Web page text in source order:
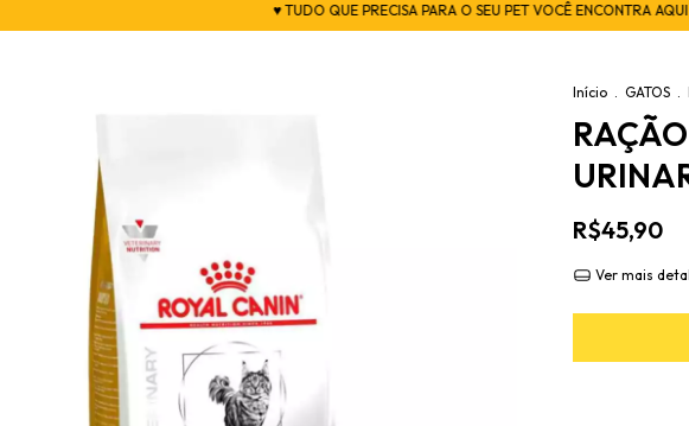
♥ TUDO QUE PRECISA PARA O SEU PET VOCÊ ENCONTRA AQUI ♥ ♥
Início . GATOS .
R$45,90
Ver mais